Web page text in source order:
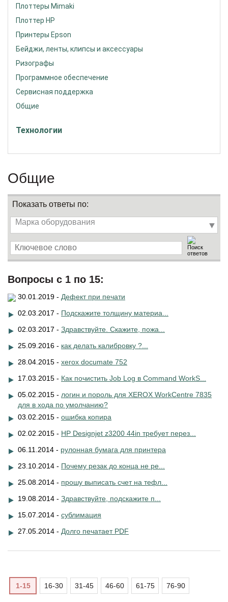
Плоттеры Mimaki
Плоттер HP
Принтеры Epson
Бейджи, ленты, клипсы и аксессуары
Ризографы
Программное обеспечение
Сервисная поддержка
Общие
Технологии
Общие
Показать ответы по:
Марка оборудования
Вопросы с 1 по 15:
30.01.2019 - Дефект при печати
02.03.2017 - Подскажите толщину материа...
02.03.2017 - Здравствуйте. Скажите, пожа...
25.09.2016 - как делать калибровку ?...
28.04.2015 - xerox documate 752
17.03.2015 - Как почистить Job Log в Command WorkS...
05.02.2015 - логин и пороль для XEROX WorkCentre 7835
для в хода по умолчанию?
03.02.2015 - ошибка копира
02.02.2015 - HP Designjet z3200 44in требует перез...
06.11.2014 - рулонная бумага для принтера
23.10.2014 - Почему резак до конца не ре...
25.08.2014 - прошу выписать счет на тефл...
19.08.2014 - Здравствуйте, подскажите п...
15.07.2014 - сублимация
27.05.2014 - Долго печатает PDF
1-15 16-30 31-45 46-60 61-75 76-90